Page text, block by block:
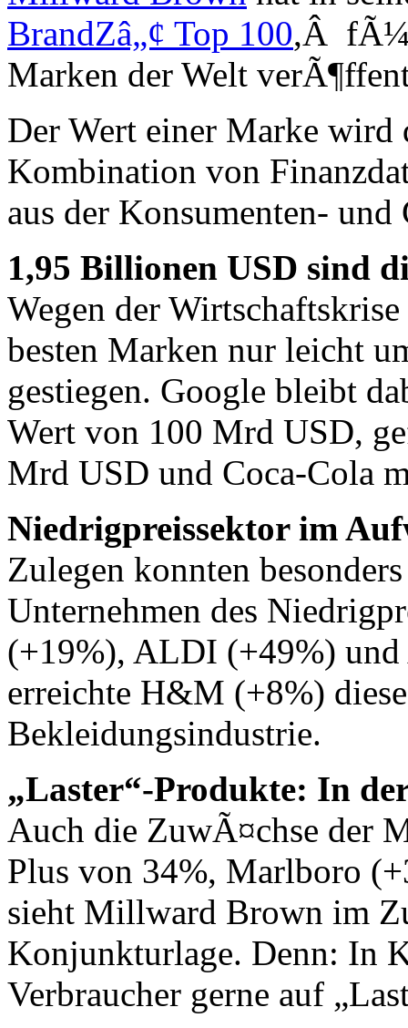
BrandZâ„¢ Top 100,Â
Marken der Welt
Der Wert einer Marke wird
Kombination von
aus der Konsumenten-
1,95 Billionen USD sind
Wegen der
besten Marken nur leicht
gestiegen. Google bleibt
Wert von 100 Mrd USD,
Mrd USD und Coca-Cola
Niedrigpreissektor im
Zulegen konnten
Unternehmen des
(+19%), ALDI (+49%)
erreichte H&M (+8%)
Bekleidungsindustrie.
„Laster“-Produkte: In
Auch die ZuwÃ¤chse der
Plus von 34%, Marlboro
sieht Millward Brown im
Konjunkturlage. Denn: In
Verbraucher gerne auf